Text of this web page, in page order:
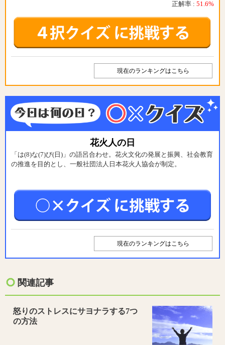
正解率 : 51.6%
現在のランキングはこちら
花火人の日
「は(8)な(7)び(日)」の語呂合わせ。花火文化の発展と振興、社会教育
の推進を目的とし、一般社団法人日本花火人協会が制定。
現在のランキングはこちら
関連記事
怒りのストレスにサヨナラする7つ
の方法